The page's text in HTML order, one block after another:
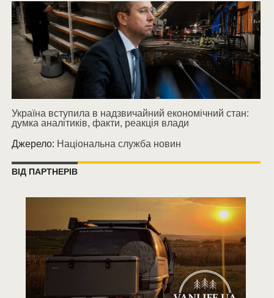
Україна вступила в надзвичайний економічний стан:
думка аналітиків, факти, реакція влади
Джерело: Національна служба новин
ВІД ПАРТНЕРІВ